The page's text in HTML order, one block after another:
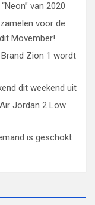
van 2020
voor de
Movember!
Zion 1 wordt
dit weekend uit
Jordan 2 Low
is geschokt